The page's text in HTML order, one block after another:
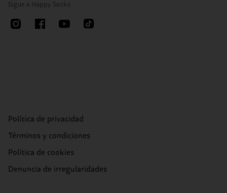
Sigue a Happy Socks
Política de privacidad
Términos y condiciones
Política de cookies
Denuncia de irregularidades